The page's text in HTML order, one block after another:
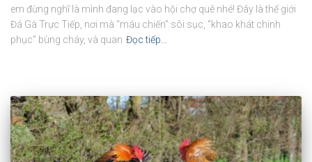
em đừng nghĩ là mình đang lạc vào hội chợ quê nhé! Đây là thế giới
Đá Gà Trực Tiếp, nơi mà “máu chiến” sôi sục, “khao khát chinh
phục” bùng cháy, và quan Đọc tiếp…